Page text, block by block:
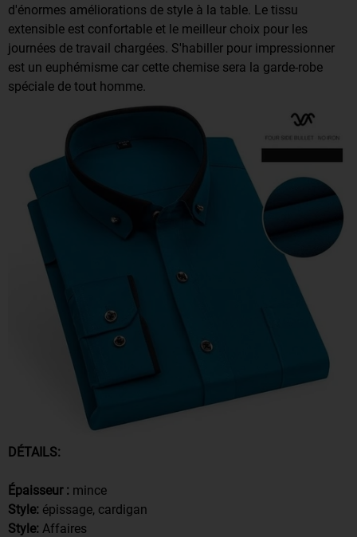
d'énormes améliorations de style à la table. Le tissu
extensible est confortable et le meilleur choix pour les
journées de travail chargées. S'habiller pour impressionner
est un euphémisme car cette chemise sera la garde-robe
spéciale de tout homme.
DÉTAILS:
Épaisseur : mince
Style: épissage, cardigan
Style: Affaires